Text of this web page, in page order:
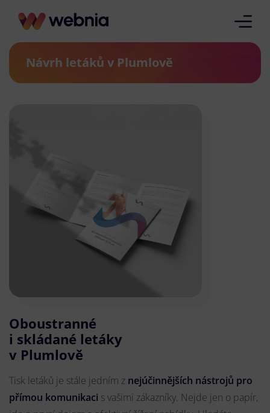
Návrh letáků v Plumlově
Oboustranné
i skládané letáky
v Plumlově
Tisk letáků je stále jedním z nejúčinnějších nástrojů pro
přímou komunikaci s vašimi zákazníky. Nejde jen o papír,